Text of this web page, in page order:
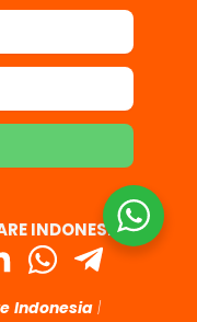
INDONESIA
Indonesia |